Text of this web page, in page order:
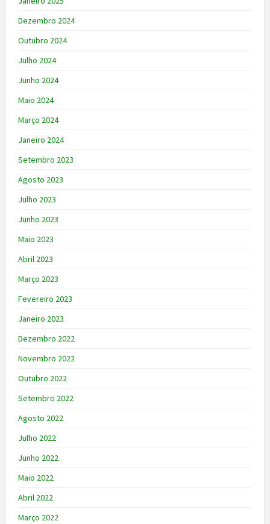
Dezembro 2024
Outubro 2024
Julho 2024
Junho 2024
Maio 2024
Março 2024
Janeiro 2024
Setembro 2023
Agosto 2023
Julho 2023
Junho 2023
Maio 2023
Abril 2023
Março 2023
Fevereiro 2023
Janeiro 2023
Dezembro 2022
Novembro 2022
Outubro 2022
Setembro 2022
Agosto 2022
Julho 2022
Junho 2022
Maio 2022
Abril 2022
Março 2022